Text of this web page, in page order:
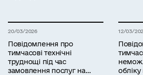
20/03/2026
Повідомлення про
тимчасові технічні
труднощі під час
замовлення послуг на
12/03/
обліку